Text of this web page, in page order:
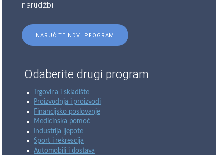
narudžbi.
NARUČITE NOVI PROGRAM
Odaberite drugi program
Trgovina i skladište
Proizvodnja i proizvodi
Financijsko poslovanje
Medicinska pomoć
Industrija ljepote
Sport i rekreacija
Automobili i dostava